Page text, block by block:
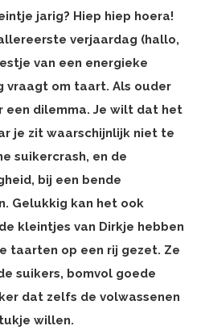
jarig? Hiep hiep hoera!
verjaardag (hallo,
van een energieke
vraagt om taart. Als ouder
een dilemma. Je wilt dat het
je zit waarschijnlijk niet te
suikercrash, en de
bij een bende
Gelukkig kan het ook
kleintjes van Dirkje hebben
taarten op een rij gezet. Ze
suikers, bomvol goede
dat zelfs de volwassenen
willen.